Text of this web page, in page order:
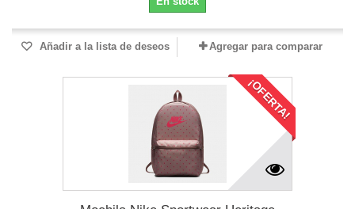
Añadir a la lista de deseos Agregar para comparar
¡OFERTA!